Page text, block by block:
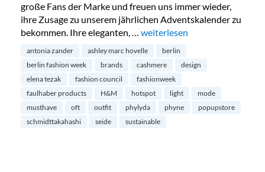
große Fans der Marke und freuen uns immer wieder,
ihre Zusage zu unserem jährlichen Adventskalender zu
bekommen. Ihre eleganten, … „Antonia Zander Pop-Up
weiterlesen
antonia zander ashley marc hovelle
berlin
berlin fashion week
brands cashmere
design
elena tezak
fashion council
fashionweek
faulhaber products
H&M hotspot light
mode
musthave
oft outfit phylyda phyne
popupstore
schmidttakahashi
seide sustainable